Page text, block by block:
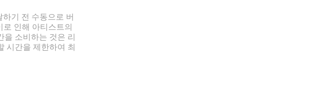
기 전 수동으로 버
인해 아티스트의
을 소비하는 것은 리
시간을 제한하여 최